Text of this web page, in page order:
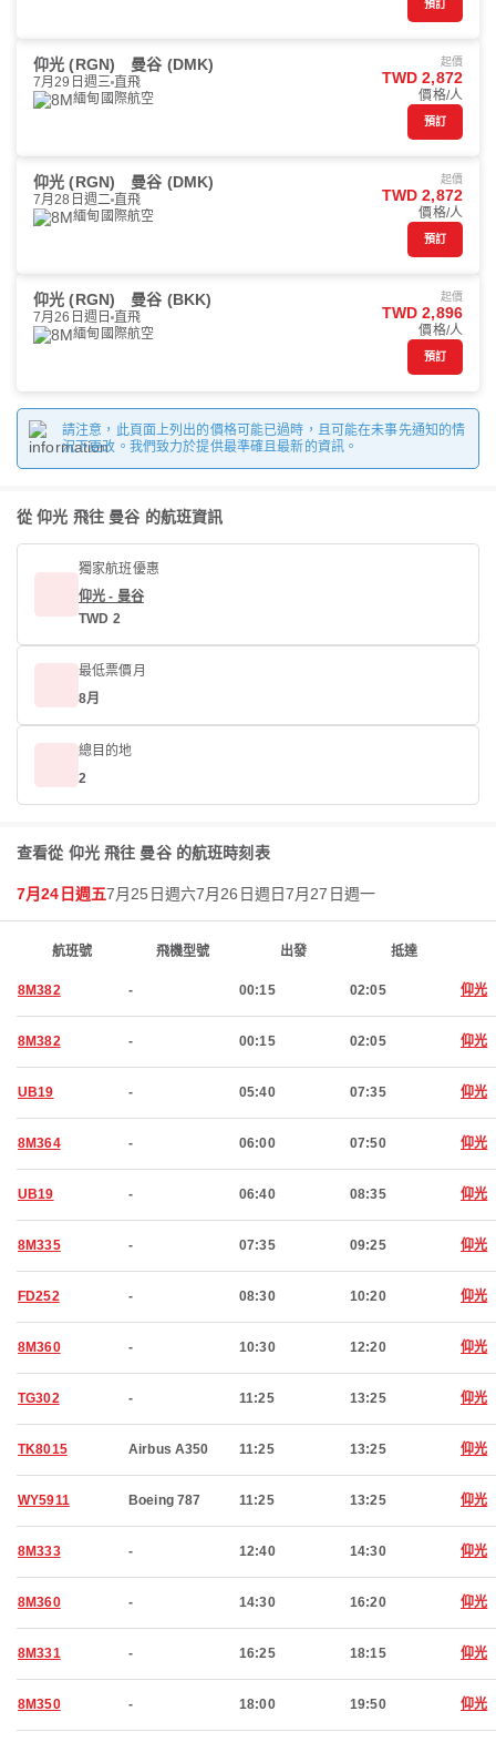
預訂
仰光 (RGN) 曼谷 (DMK)
7月29日週三 直飛
緬甸國際航空
起價
TWD 2,872
價格/人
預訂
仰光 (RGN) 曼谷 (DMK)
7月28日週二 直飛
緬甸國際航空
起價
TWD 2,872
價格/人
預訂
仰光 (RGN) 曼谷 (BKK)
7月26日週日 直飛
緬甸國際航空
起價
TWD 2,896
價格/人
預訂
請注意，此頁面上列出的價格可能已過時，且可能在未事先通知的情
況下更改。我們致力於提供最準確且最新的資訊。
從 仰光 飛往 曼谷 的航班資訊
獨家航班優惠
仰光 - 曼谷
TWD 2
最低票價月
8月
總目的地
2
查看從 仰光 飛往 曼谷 的航班時刻表
7月24日週五7月25日週六7月26日週日7月27日週一
航班號 飛機型號 出發 抵達
8M382 - 00:15 02:05 仰光
8M382 - 00:15 02:05 仰光
UB19 - 05:40 07:35 仰光
8M364 - 06:00 07:50 仰光
UB19 - 06:40 08:35 仰光
8M335 - 07:35 09:25 仰光
FD252 - 08:30 10:20 仰光
8M360 - 10:30 12:20 仰光
TG302 - 11:25 13:25 仰光
TK8015 Airbus A350 11:25 13:25 仰光
WY5911 Boeing 787 11:25 13:25 仰光
8M333 - 12:40 14:30 仰光
8M360 - 14:30 16:20 仰光
8M331 - 16:25 18:15 仰光
8M350 - 18:00 19:50 仰光